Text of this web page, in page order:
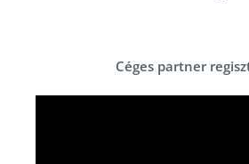
Céges partner